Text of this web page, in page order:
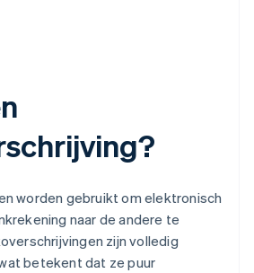
worden gebruikt om elektronisch
naar de andere te
zijn volledig
betekent dat ze puur